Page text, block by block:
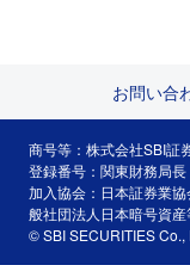
お問い合
商号等：株式会社SBI証
登録番号：関東財務局
加入協会：日本証券業
般社団法人日本暗号資
© SBI SECURITIES